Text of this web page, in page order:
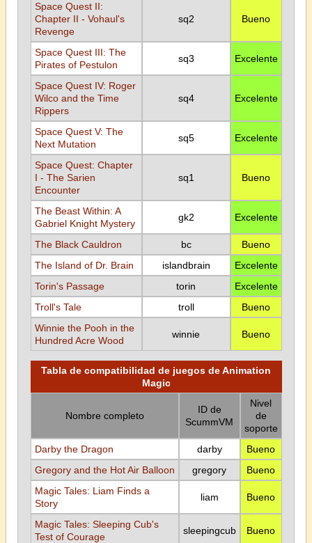
Space Quest II:
Chapter II - Vohaul's
Revenge
sq2 Bueno
Space Quest III: The
Pirates of Pestulon
sq3 Excelente
Space Quest IV: Roger
Wilco and the Time
Rippers
sq4 Excelente
Space Quest V: The
Next Mutation
sq5 Excelente
Space Quest: Chapter
I - The Sarien
Encounter
sq1 Bueno
The Beast Within: A
Gabriel Knight Mystery
gk2 Excelente
The Black Cauldron bc
Bueno
The Island of Dr. Brain
islandbrain
Excelente
Torin's Passage
torin
Excelente
Troll's Tale
troll
Bueno
Winnie the Pooh in the
Hundred Acre Wood
winnie Bueno
Tabla de compatibilidad de juegos de Animation
Magic
Nombre completo
ID de
ScummVM
Nivel
de
soporte
Darby the Dragon
darby
Bueno
Gregory and the Hot Air Balloon
gregory
Bueno
Magic Tales: Liam Finds a
Story
liam Bueno
Magic Tales: Sleeping Cub's
Test of Courage
sleepingcub Bueno